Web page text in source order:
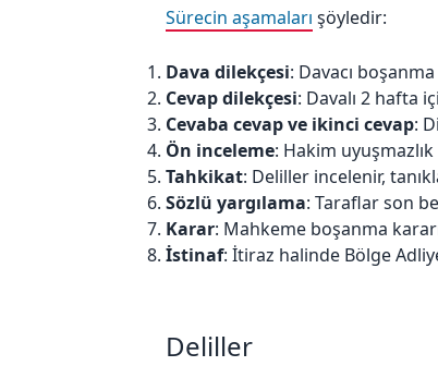
Sürecin aşamaları şöyledir:
Dava dilekçesi: Davacı
Cevap dilekçesi: Davalı 2 hafta
Cevaba cevap ve ikinci cevap:
Ön inceleme: Hakim
Tahkikat: Deliller incelenir,
Sözlü yargılama: Taraflar son
Karar: Mahkeme boşanma
İstinaf: İtiraz halinde Bölge
Deliller